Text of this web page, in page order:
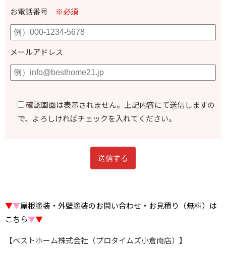
お電話番号 ※必須
メールアドレス
確認画面は表示されません。上記内容にて送信しますの
で、よろしければチェックを入れてください。
▼▼屋根塗装・外壁塗装のお問い合わせ・お見積り（無料）は
こちら▼▼
【ベストホーム株式会社（プロタイムズ小倉南店）】